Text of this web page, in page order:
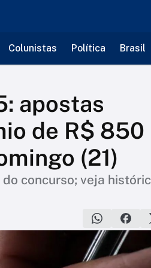
Colunistas Política Brasil
apostas
de R$ 850
(21)
concurso; veja